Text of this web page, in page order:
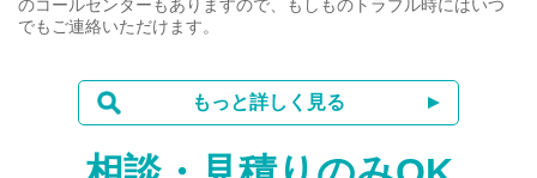
のコールセンターもありますので、もしものトラブル時にはいつ
でもご連絡いただけます。
もっと詳しく見る